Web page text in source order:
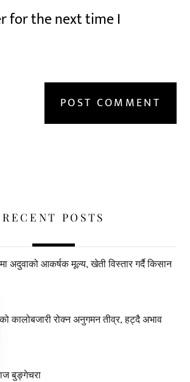
for the next time I
RECENT POSTS
अदुवाको आकर्षक मूल्य, खेती विस्तार गर्दै किसान
कालोबजारी रोक्न अनुगमन तीव्र, हट्दै अभाव
बुङ्गेचरा